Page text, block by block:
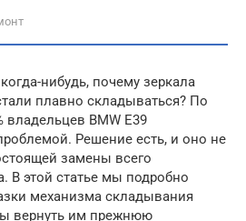
нибудь, почему зеркала
плавно складываться? По
владельцев BMW E39
Решение есть, и оно не
замены всего
В этой статье мы подробно
механизма складывания
вернуть им прежнюю